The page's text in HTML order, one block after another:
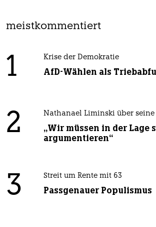
meistkommentiert
1 Krise der Demokratie
AfD-Wählen als
2 Nathanael Liminski über seine
„Wir müssen in der Lage
argumentieren“
3 Streit um Rente mit 63
Passgenauer Populismus